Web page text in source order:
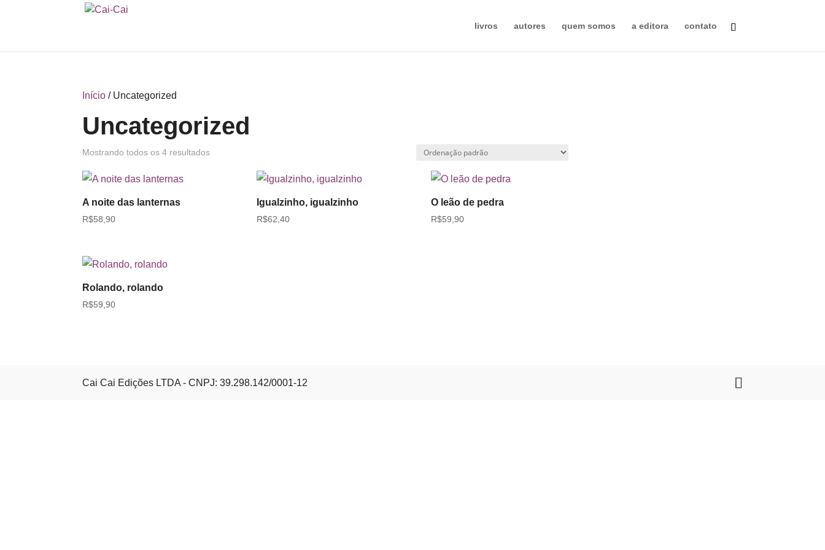
livros autores quem somos a editora contato
Início / Uncategorized
Uncategorized
Mostrando todos os 4 resultados
A noite das lanternas
R$58,90
Igualzinho, igualzinho
R$62,40
O leão de pedra
R$59,90
Rolando, rolando
R$59,90
Cai Cai Edições LTDA - CNPJ: 39.298.142/0001-12